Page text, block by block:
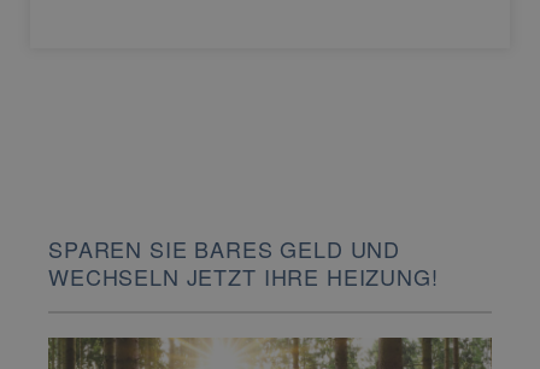
SPAREN SIE BARES GELD UND
WECHSELN JETZT IHRE HEIZUNG!